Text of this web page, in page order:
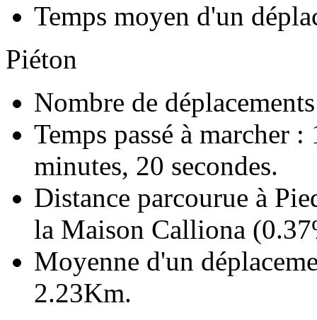
Temps moyen d'un
Piéton
Nombre de
Temps passé à marcher :
minutes, 20 secondes.
Distance parcourue à
la Maison Calliona (
Moyenne d'un
2.23Km.